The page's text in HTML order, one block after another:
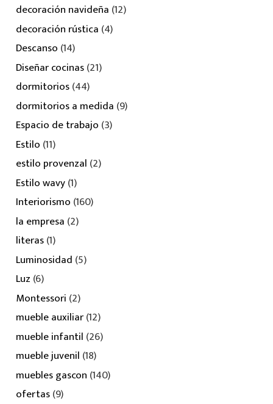
decoración navideña (12)
decoración rústica (4)
Descanso (14)
Diseñar cocinas(21)
dormitorios(44)
dormitorios a medida (9)
Espacio de trabajo (3)
Estilo (11)
estilo provenzal (2)
Estilo wavy(1)
Interiorismo (160)
la empresa (2)
literas(1)
Luminosidad (5)
Luz (6)
Montessori (2)
mueble auxiliar(12)
mueble infantil (26)
mueble juvenil (18)
muebles gascon (140)
ofertas(9)